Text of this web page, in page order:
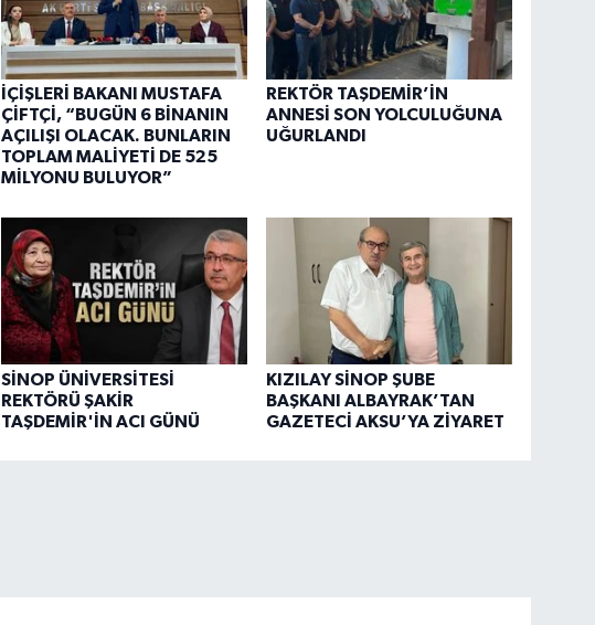
İÇİŞLERİ BAKANI MUSTAFA
ÇİFTÇİ, “BUGÜN 6 BİNANIN
AÇILIŞI OLACAK. BUNLARIN
TOPLAM MALİYETİ DE 525
MİLYONU BULUYOR”
REKTÖR TAŞDEMİR’İN
ANNESİ SON YOLCULUĞUNA
UĞURLANDI
SİNOP ÜNİVERSİTESİ
REKTÖRÜ ŞAKİR
TAŞDEMİR'İN ACI GÜNÜ
KIZILAY SİNOP ŞUBE
BAŞKANI ALBAYRAK’TAN
GAZETECİ AKSU’YA ZİYARET